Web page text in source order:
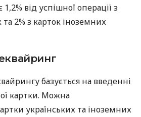
від успішної операції з
та 2% з карток іноземних
базується на введенні
картки. Можна
українських та іноземних